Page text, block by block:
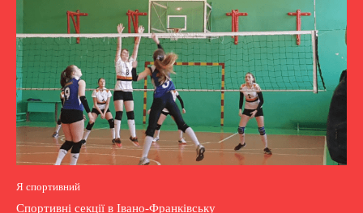
Я спортивний
Спортивні секції в Івано-Франківську